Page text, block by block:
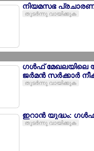
നിയമസഭ
തുടര്‍ന്നു വായിക്കുക
ഗള്‍ഫ് മേഖലയിലെ
ജര്‍മന്‍ സര്‍ക്കാര്‍
തുടര്‍ന്നു വായിക്കുക
ഇറാന്‍ യുദ്ധം: ഗള്‍ഫ്
തുടര്‍ന്നു വായിക്കുക